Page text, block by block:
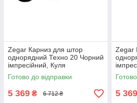
Zegar Карниз для штор
однорядний Техно 20 Чорний
імпресійний, Куля
Готово до відправки
5 369 ₴ 6 712 ₴
Zegar
5 369